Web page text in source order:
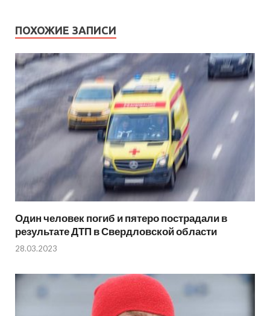
ПОХОЖИЕ ЗАПИСИ
Один человек погиб и пятеро пострадали в
результате ДТП в Свердловской области
28.03.2023